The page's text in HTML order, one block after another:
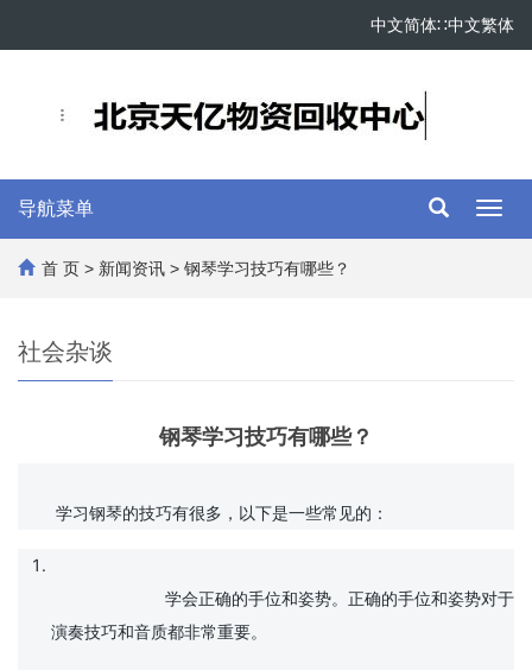
中文繁体
∷
中文简体
导航菜单
首 页 > 新闻资讯 > 钢琴学习技巧有哪些？
社会杂谈
钢琴学习技巧有哪些？
演奏技巧和音质都非常重要。